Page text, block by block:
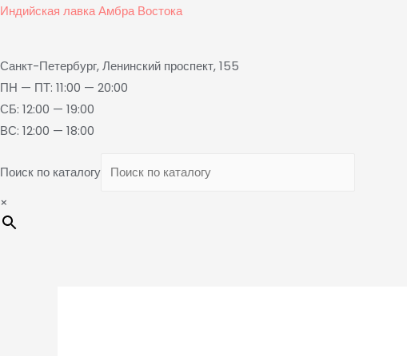
Индийская лавка Амбра Востока
Санкт-Петербург, Ленинский проспект, 155
ПН — ПТ: 11:00 — 20:00
СБ: 12:00 — 19:00
ВС: 12:00 — 18:00
Поиск по каталогу
×